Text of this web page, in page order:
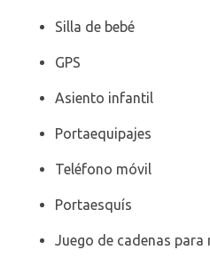
Silla de bebé
GPS
Asiento infantil
Portaequipajes
Teléfono móvil
Portaesquís
Juego de cadenas para